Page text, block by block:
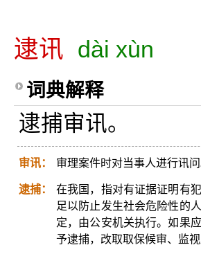
逮讯 dài xùn
词典解释
逮捕审讯。
审讯： 审理案件时对当事人进行讯问
逮捕：
在我国，指对有证据证明有
足以防止发生社会危险性的
定，由公安机关执行。如果
予逮捕，改取取保候审、监视